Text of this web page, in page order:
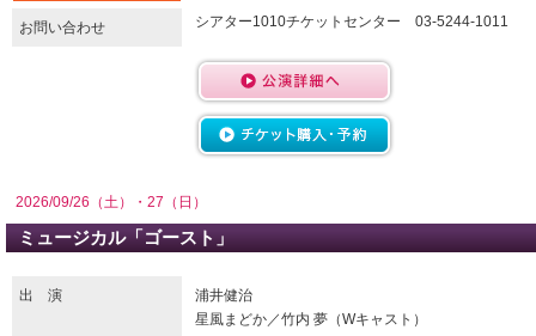
お問い合わせ シアター1010チケットセンター 03-5244-1011
2026/09/26（土）・27（日）
ミュージカル「ゴースト」
出 演
浦井健治
星風まどか／竹内 夢（Wキャスト）